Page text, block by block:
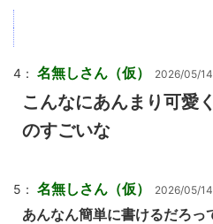
4： 名無しさん（仮） 2026/05/
こんなにあんまり可愛
のすごいな
5： 名無しさん（仮） 2026/05/
あんなん簡単に書けるだろ